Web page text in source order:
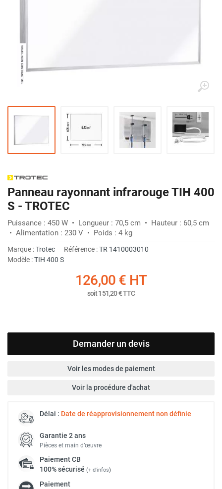
Panneau rayonnant infrarouge TIH 400
S - TROTEC
Puissance : 450 W • Longueur : 70,5 cm • Hauteur : 60,5 cm
• Alimentation : 230 V • Poids : 4 kg
Marque :Trotec Référence :TR 1410003010
Modèle :TIH 400 S
126,00 € HT
soit151,20 €TTC
Demander un devis
Voir les modes de paiement
Voir la procédure d'achat
Délai : Date de réapprovisionnement non définie
Garantie 2 ans
Pièces et main d’œuvre
PaiementCB
100% sécurisé (+ d'infos)
Paiement